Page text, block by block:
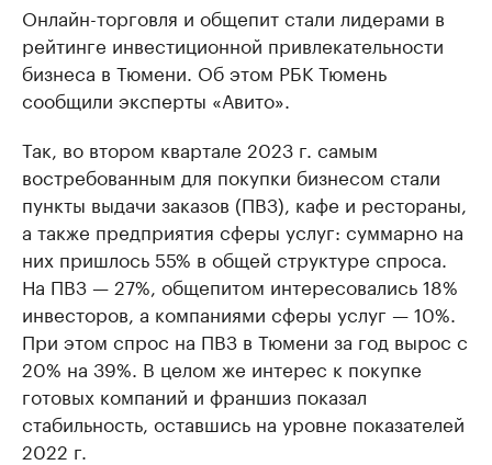
Онлайн-торговля и общепит стали лидерами в
рейтинге инвестиционной привлекательности
бизнеса в Тюмени. Об этом РБК Тюмень
сообщили эксперты «Авито».
Так, во втором квартале 2023 г. самым
востребованным для покупки бизнесом стали
пункты выдачи заказов (ПВЗ), кафе и рестораны,
а также предприятия сферы услуг: суммарно на
них пришлось 55% в общей структуре спроса.
На ПВЗ — 27%, общепитом интересовались 18%
инвесторов, а компаниями сферы услуг — 10%.
При этом спрос на ПВЗ в Тюмени за год вырос с
20% на 39%. В целом же интерес к покупке
готовых компаний и франшиз показал
стабильность, оставшись на уровне показателей
2022 г.